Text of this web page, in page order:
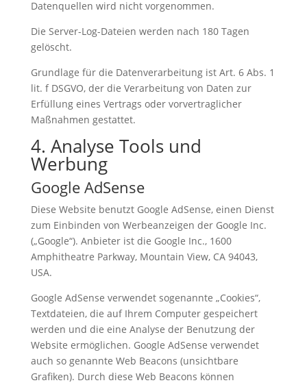
Datenquellen wird nicht vorgenommen.
Die Server-Log-Dateien werden nach 180 Tagen
gelöscht.
Grundlage für die Datenverarbeitung ist Art. 6 Abs. 1
lit. f DSGVO, der die Verarbeitung von Daten zur
Erfüllung eines Vertrags oder vorvertraglicher
Maßnahmen gestattet.
4. Analyse Tools und
Werbung
Google AdSense
Diese Website benutzt Google AdSense, einen Dienst
zum Einbinden von Werbeanzeigen der Google Inc.
(„Google“). Anbieter ist die Google Inc., 1600
Amphitheatre Parkway, Mountain View, CA 94043,
USA.
Google AdSense verwendet sogenannte „Cookies“,
Textdateien, die auf Ihrem Computer gespeichert
werden und die eine Analyse der Benutzung der
Website ermöglichen. Google AdSense verwendet
auch so genannte Web Beacons (unsichtbare
Grafiken). Durch diese Web Beacons können